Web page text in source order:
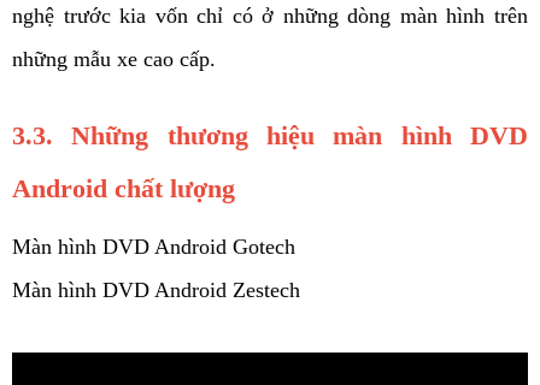
nghệ trước kia vốn chỉ có ở những dòng màn hình trên
những mẫu xe cao cấp.
3.3. Những thương hiệu màn hình DVD
Android chất lượng
Màn hình DVD Android Gotech
Màn hình DVD Android Zestech